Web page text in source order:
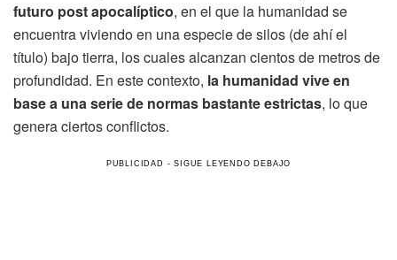
futuro post apocalíptico, en el que la humanidad se
encuentra viviendo en una especie de silos (de ahí el
título) bajo tierra, los cuales alcanzan cientos de metros de
profundidad. En este contexto, la humanidad vive en
base a una serie de normas bastante estrictas, lo que
genera ciertos conflictos.